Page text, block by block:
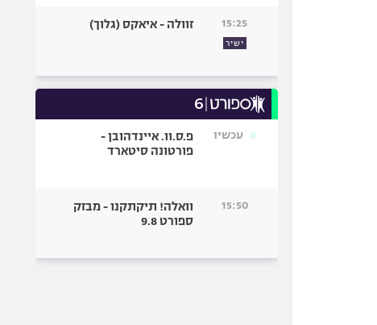
15:25
ישיר
זוולה - איאקס (גלוך)
עכשיו
פ.ס.וו. איינדהובן -
פורטונה סיטארד
15:50
וואלה! תיקתקנו - מבזק
ספורט 9.8